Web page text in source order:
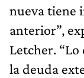
nueva tiene
anterior”,
Letcher.
la deuda